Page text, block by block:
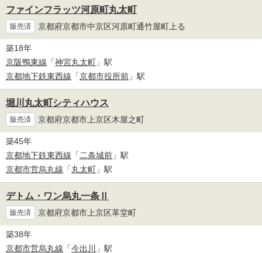
ファインフラッツ河原町丸太町
販売済 京都府京都市中京区河原町通竹屋町上る
築18年
京阪鴨東線 「神宮丸太町 」駅
京都地下鉄東西線 「京都市役所前 」駅
堀川丸太町シティハウス
販売済 京都府京都市上京区木屋之町
築45年
京都地下鉄東西線 「 二条城前 」駅
京都市営烏丸線 「丸太町 」駅
デトム・ワン烏丸一条Ⅱ
販売済 京都府京都市上京区革堂町
築38年
京都市営烏丸線 「今出川 」駅